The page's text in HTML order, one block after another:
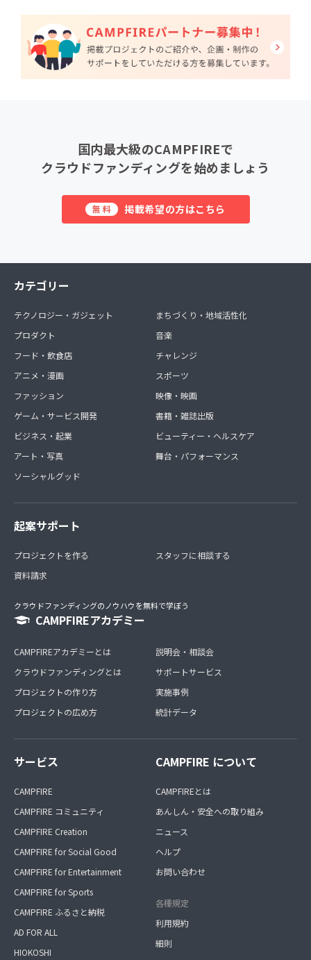
国内最大級のCAMPFIREで
クラウドファンディングを始めましょう
無料 掲載希望の方はこちら
カテゴリー
テクノロジー・ガジェット
プロダクト
フード・飲食店
アニメ・漫画
ファッション
ゲーム・サービス開発
ビジネス・起業
アート・写真
ソーシャルグッド
まちづくり・地域活性化
音楽
チャレンジ
スポーツ
映像・映画
書籍・雑誌出版
ビューティー・ヘルスケア
舞台・パフォーマンス
起案サポート
プロジェクトを作る
資料請求
スタッフに相談する
クラウドファンディングのノウハウを無料で学ぼう
CAMPFIREアカデミー
CAMPFIREアカデミーとは
クラウドファンディングとは
プロジェクトの作り方
プロジェクトの広め方
説明会・相談会
サポートサービス
実施事例
統計データ
サービス
CAMPFIRE
CAMPFIRE コミュニティ
CAMPFIRE Creation
CAMPFIRE for Social Good
CAMPFIRE for Entertainment
CAMPFIRE for Sports
CAMPFIRE ふるさと納税
AD FOR ALL
HIOKOSHI
CAMPFIRE について
CAMPFIREとは
あんしん・安全への取り組み
ニュース
ヘルプ
お問い合わせ
各種規定
利用規約
細則